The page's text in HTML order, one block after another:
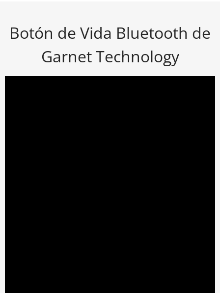
Botón de Vida Bluetooth de
Garnet Technology